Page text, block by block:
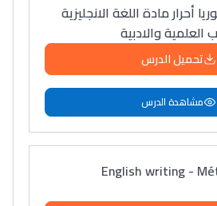
أحرار مادة اللغة الانجليزية
والادبية
تحميل الدرس
مشاهدة الدرس
English writing -